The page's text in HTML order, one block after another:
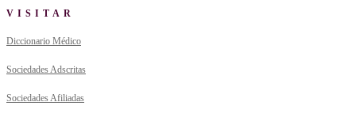
VISITAR
Diccionario Médico
Sociedades Adscritas
Sociedades Afiliadas